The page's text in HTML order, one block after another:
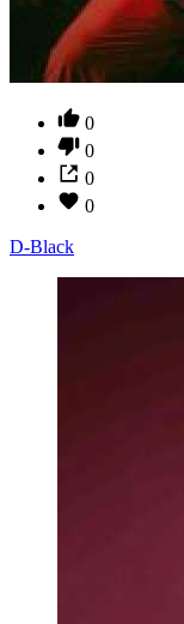
0
0
0
0
D-Black